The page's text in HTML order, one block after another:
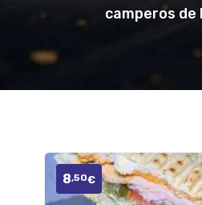
camperos de
8,50€